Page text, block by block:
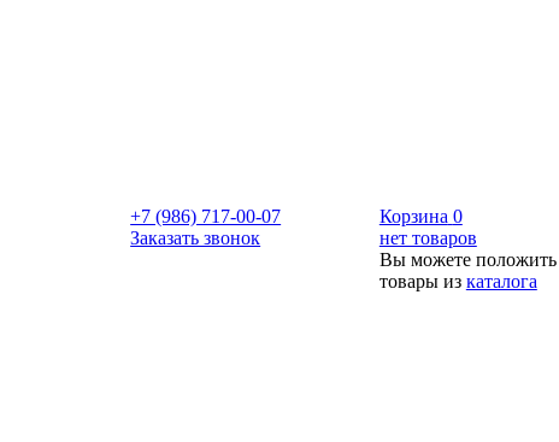
+7 (986) 717-00-07
Заказать звонок
Корзина 0
нет товаров
Вы можете положить
товары из каталога